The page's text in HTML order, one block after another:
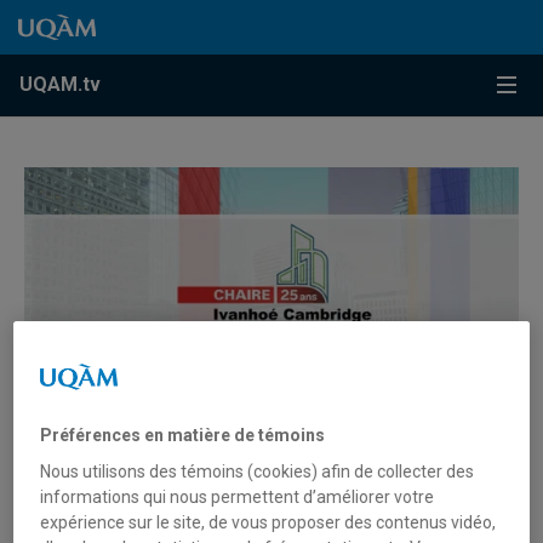
Accéder au contenu
Accéder au menu principal
Accéder à la recherche
Accéder au contenu
Accéder au menu principal
UQAM.tv
Immobilier et changements
climatiques | Mesurer la
Préférences en matière de témoins
Nous utilisons des témoins (cookies) afin de collecter des
informations qui nous permettent d’améliorer votre
expérience sur le site, de vous proposer des contenus vidéo,